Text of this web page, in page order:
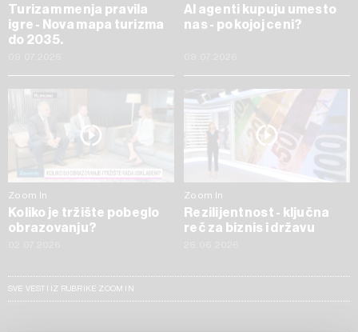
Turizam menja pravila
igre - Nova mapa turizma
do 2035.
AI agenti kupuju umesto
nas - po kojoj ceni?
Zoom In
Koliko je tržište pobeglo
obrazovanju?
Zoom In
Rezilijentnost - ključna
reč za biznis i državu
SVE VESTI IZ RUBRIKE ZOOM IN